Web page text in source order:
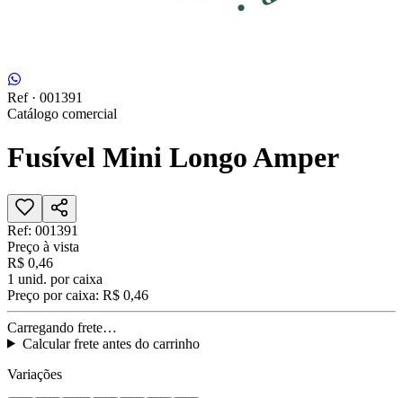
Ref · 001391
Catálogo comercial
Fusível Mini Longo Amper
Ref: 001391
Preço à vista
R$ 0,46
1 unid. por caixa
Preço por caixa: R$ 0,46
Carregando frete…
Calcular frete antes do carrinho
Variações